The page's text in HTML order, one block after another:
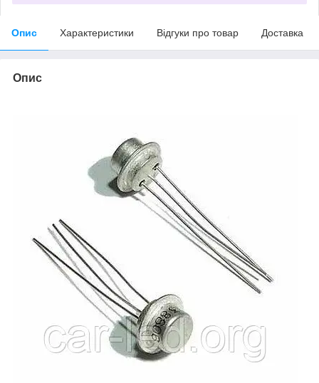
Опис Характеристики Відгуки про товар Доставка
Опис